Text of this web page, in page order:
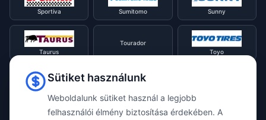
Sportiva Sumitomo Sunny
Taurus
Tourador
Toyo
TracmaxSütiket használunk
Weboldalunk sütiket használ a legjobb
felhasználói élmény biztosítása érdekében. A